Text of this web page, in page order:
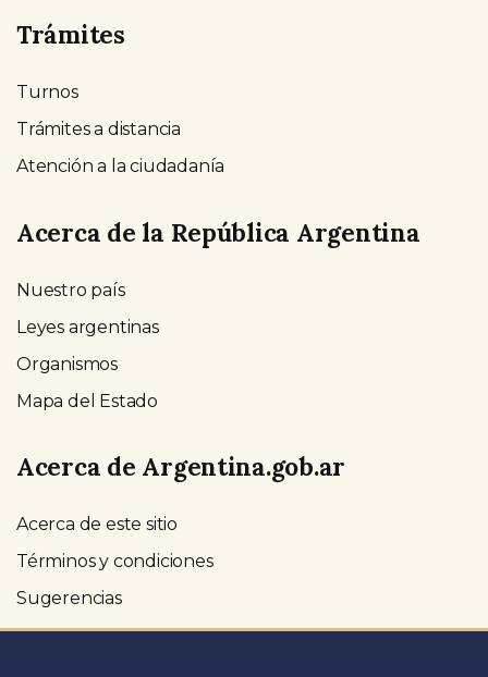
Trámites
Turnos
Trámites a distancia
Atención a la ciudadanía
Acerca de la República Argentina
Nuestro país
Leyes argentinas
Organismos
Mapa del Estado
Acerca de Argentina.gob.ar
Acerca de este sitio
Términos y condiciones
Sugerencias